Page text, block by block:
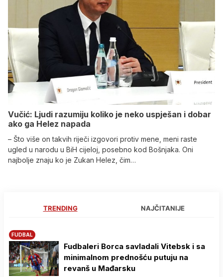
Vučić: Ljudi razumiju koliko je neko uspješan i dobar
ako ga Helez napada
– Što više on takvih riječi izgovori protiv mene, meni raste
ugled u narodu u BiH cijeloj, posebno kod Bošnjaka. Oni
najbolje znaju ko je Zukan Helez, čim…
TRENDING NAJČITANIJE
FUDBAL
Fudbaleri Borca savladali Vitebsk i sa
minimalnom prednošću putuju na
revanš u Mađarsku